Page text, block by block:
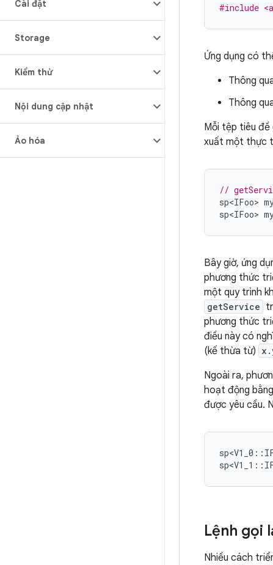
Cài đặt
Storage
Kiểm thử
Nội dung cập nhật
Ảo hóa
#include
Ứng dụng có
Thông
Thông
Mỗi tệp tiêu
xuất một thực
//
sp<IFoo>
sp<IFoo>
Bây giờ, ứng
phương thức
một quy trình
getService
phương thức
điều này có
(kế thừa từ)
Ngoài ra,
hoạt động
được yêu cầu.
sp<V1_0 ::
sp<V1_1 ::
Lệnh gọi
Nhiều cách